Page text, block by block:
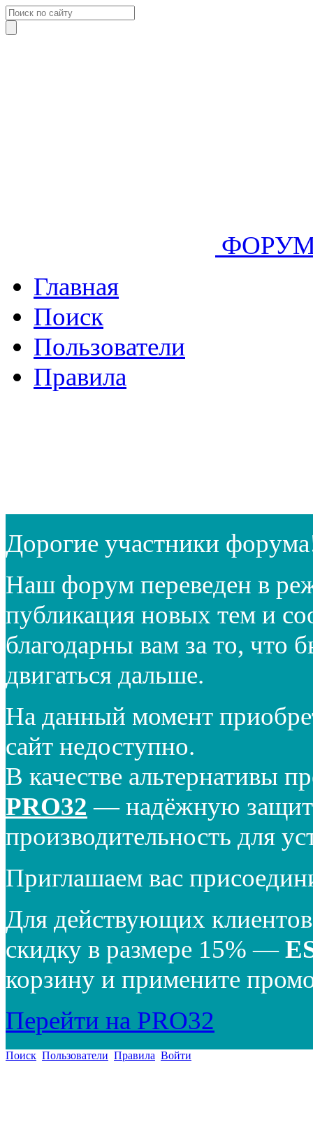
Главная
Поиск
Пользователи
Правила
Дорогие участники
Наш форум переведен в
публикация новых тем и
благодарны вам за то, что
двигаться дальше.
На данный момент
сайт недоступно.
В качестве альтернативы
PRO32 — надёжную
производительность для
Приглашаем вас
Для действующих
скидку в размере 15% —
корзину и примените
Перейти на PRO32
Поиск Пользователи Правила Войти